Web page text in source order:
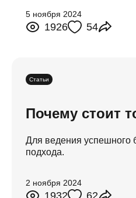
5 ноября 2024
1926 54
Статьи
Почему стоит
Для ведения успешного
подхода.
2 ноября 2024
1932 62